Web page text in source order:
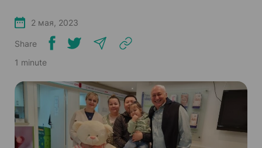
2 мая, 2023
Share
1 minute